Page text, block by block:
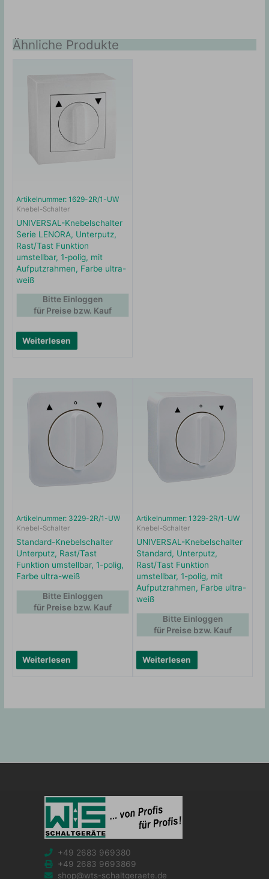
Ähnliche Produkte
Artikelnummer: 1629-2R/1-UW
Knebel-Schalter
UNIVERSAL-Knebelschalter
Serie LENORA, Unterputz,
Rast/Tast Funktion
umstellbar, 1-polig, mit
Aufputzrahmen, Farbe ultra-
weiß
Weiterlesen
Bitte Einloggen
für Preise bzw. Kauf
Artikelnummer: 3229-2R/1-UW
Knebel-Schalter
Standard-Knebelschalter
Unterputz, Rast/Tast
Funktion umstellbar, 1-polig,
Farbe ultra-weiß
Weiterlesen
Bitte Einloggen
für Preise bzw. Kauf
Artikelnummer: 1329-2R/1-UW
Knebel-Schalter
UNIVERSAL-Knebelschalter
Standard, Unterputz,
Rast/Tast Funktion
umstellbar, 1-polig, mit
Aufputzrahmen, Farbe ultra-
weiß
Weiterlesen
Bitte Einloggen
für Preise bzw. Kauf
+49 2683 969380
+49 2683 9693869
shop@wts-schaltgeraete.de